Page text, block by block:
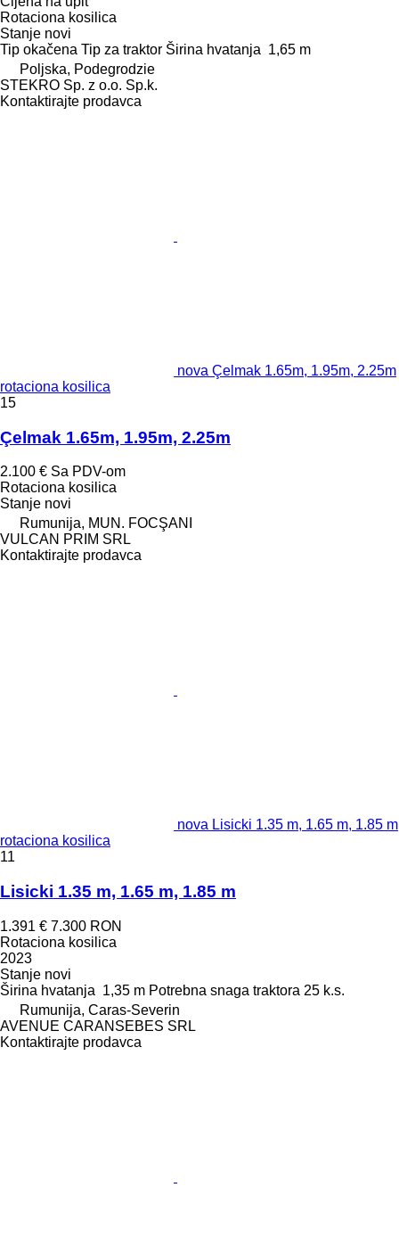
Rotaciona kosilica
Stanje novi
Tip okačena Tip za traktor Širina hvatanja 1,65 m
Poljska, Podegrodzie
STEKRO Sp. z o.o. Sp.k.
Kontaktirajte prodavca
nova Çelmak 1.65m, 1.95m, 2.25m
rotaciona kosilica
15
Çelmak 1.65m, 1.95m, 2.25m
2.100 € Sa PDV-om
Rotaciona kosilica
Stanje novi
Rumunija, MUN. FOCŞANI
VULCAN PRIM SRL
Kontaktirajte prodavca
nova Lisicki 1.35 m, 1.65 m, 1.85 m
rotaciona kosilica
11
Lisicki 1.35 m, 1.65 m, 1.85 m
1.391 € 7.300 RON
Rotaciona kosilica
2023
Stanje novi
Širina hvatanja 1,35 m Potrebna snaga traktora 25 k.s.
Rumunija, Caras-Severin
AVENUE CARANSEBES SRL
Kontaktirajte prodavca